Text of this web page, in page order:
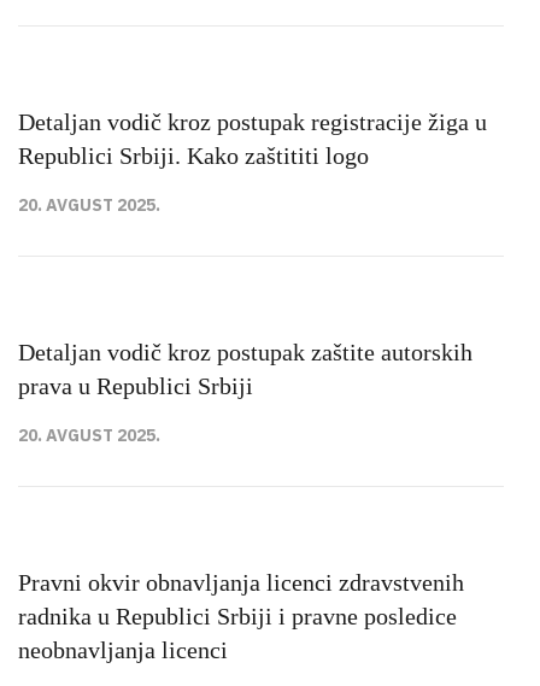
Detaljan vodič kroz postupak registracije žiga u
Republici Srbiji. Kako zaštititi logo
20. AVGUST 2025.
Detaljan vodič kroz postupak zaštite autorskih
prava u Republici Srbiji
20. AVGUST 2025.
Pravni okvir obnavljanja licenci zdravstvenih
radnika u Republici Srbiji i pravne posledice
neobnavljanja licenci